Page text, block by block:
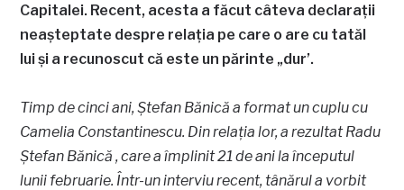
Capitalei. Recent, acesta a făcut câteva declarații
neașteptate despre relația pe care o are cu tatăl
lui și a recunoscut că este un părinte „dur’.
Timp de cinci ani, Ștefan Bănică a format un cuplu cu
Camelia Constantinescu. Din relația lor, a rezultat Radu
Ștefan Bănică , care a împlinit 21 de ani la începutul
lunii februarie. Într-un interviu recent, tânărul a vorbit